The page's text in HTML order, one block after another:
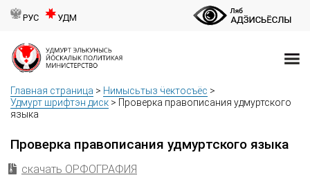
РУС УДМ
Главная страница > Нимысьтыз ӵектосъёс >
Удмурт шрифтэн диск > Проверка правописания удмуртского
языка
Проверка правописания удмуртского языка
скачать ОРФОГРАФИЯ